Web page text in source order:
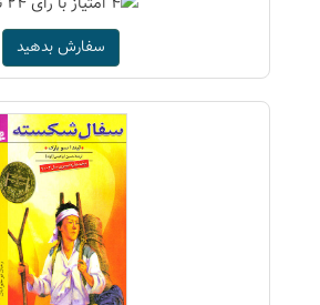
سفارش بدهید